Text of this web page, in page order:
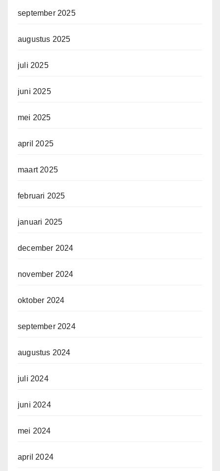
september 2025
augustus 2025
juli 2025
juni 2025
mei 2025
april 2025
maart 2025
februari 2025
januari 2025
december 2024
november 2024
oktober 2024
september 2024
augustus 2024
juli 2024
juni 2024
mei 2024
april 2024